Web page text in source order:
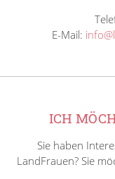
E-Mail:
ICH
Sie haben
LandFrauen? Sie